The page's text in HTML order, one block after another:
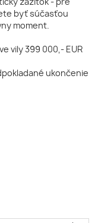
zážitok - pre
byť súčasťou
moment.
vily 399 000,- EUR
ukončenie